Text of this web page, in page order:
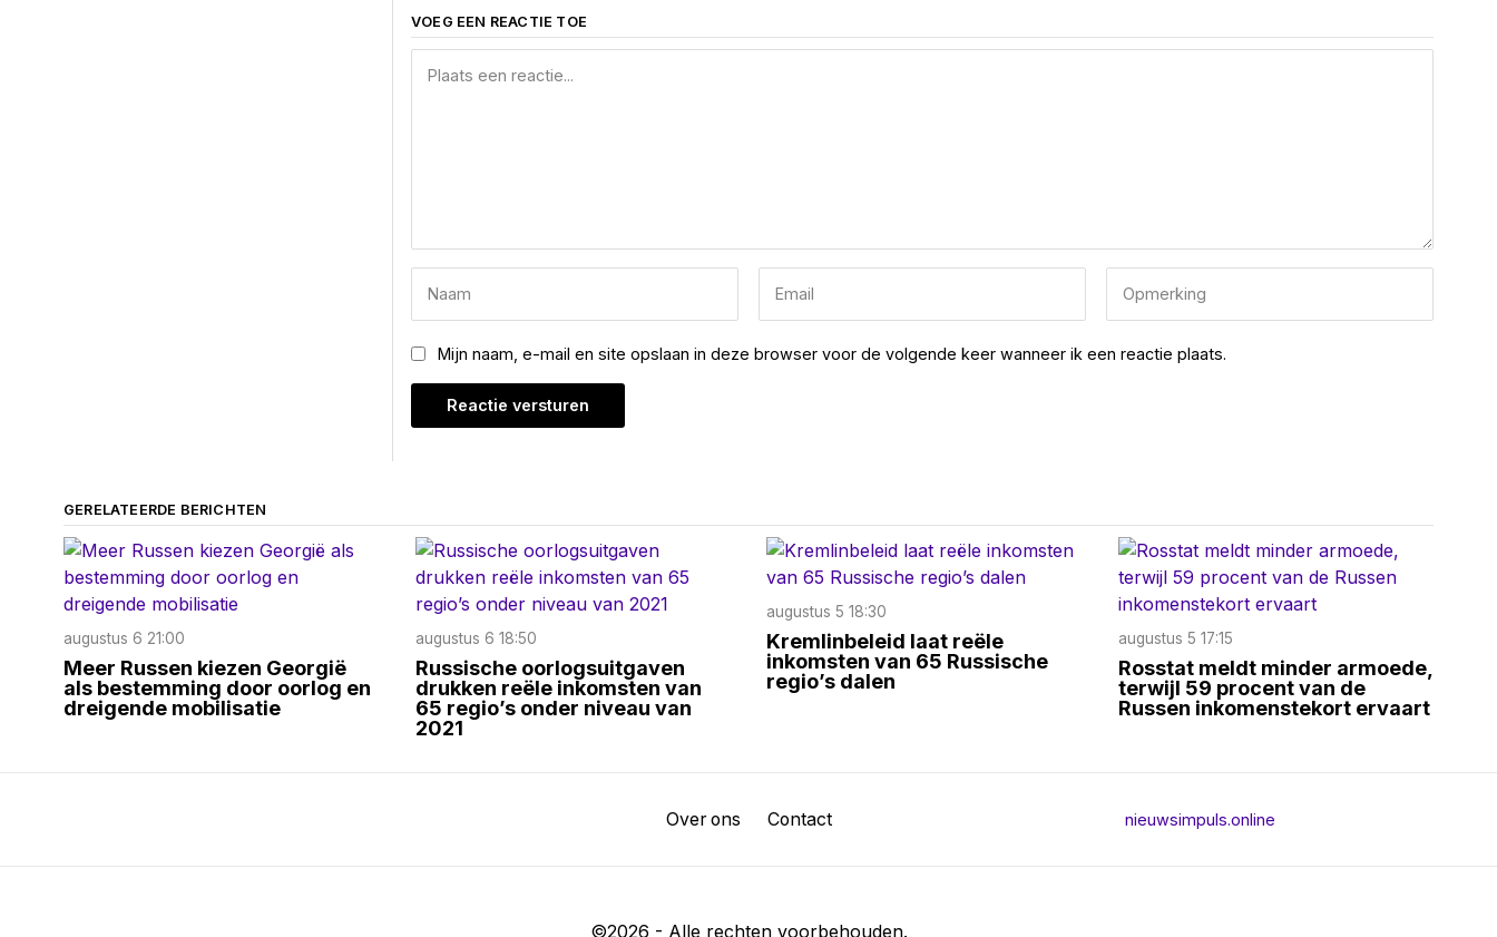
VOEG EEN REACTIE TOE
Mijn naam, e-mail en site opslaan in deze browser voor de volgende keer wanneer ik een reactie plaats.
GERELATEERDE BERICHTEN
augustus 6 21:00
Meer Russen kiezen Georgië
als bestemming door oorlog en
dreigende mobilisatie
augustus 6 18:50
Russische oorlogsuitgaven
drukken reële inkomsten van
65 regio’s onder niveau van
2021
augustus 5 18:30
Kremlinbeleid laat reële
inkomsten van 65 Russische
regio’s dalen
augustus 5 17:15
Rosstat meldt minder armoede,
terwijl 59 procent van de
Russen inkomenstekort ervaart
Over ons Contact nieuwsimpuls.online
©2026 - Alle rechten voorbehouden.